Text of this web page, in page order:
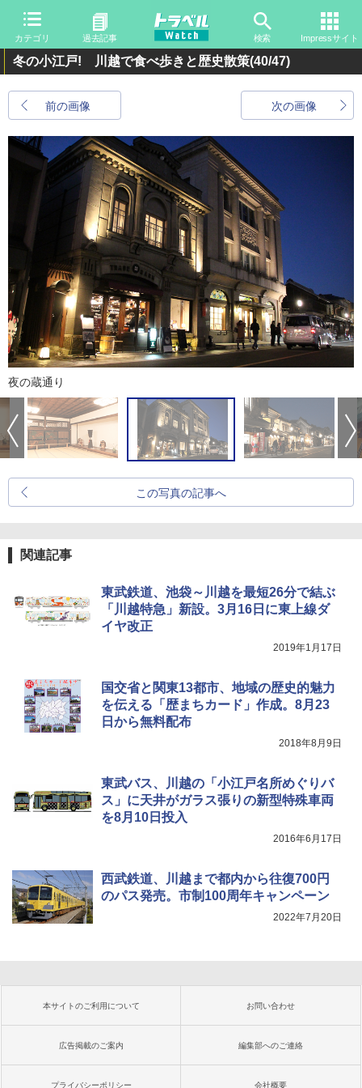
カテゴリ 過去記事 検索 Impressサイト
冬の小江戸! 川越で食べ歩きと歴史散策(40/47)
前の画像 次の画像
夜の蔵通り
この写真の記事へ
関連記事
東武鉄道、池袋～川越を最短26分で結ぶ
「川越特急」新設。3月16日に東上線ダ
イヤ改正
2019年1月17日
国交省と関東13都市、地域の歴史的魅力
を伝える「歴まちカード」作成。8月23
日から無料配布
2018年8月9日
東武バス、川越の「小江戸名所めぐりバ
ス」に天井がガラス張りの新型特殊車両
を8月10日投入
2016年6月17日
西武鉄道、川越まで都内から往復700円
のパス発売。市制100周年キャンペーン
2022年7月20日
本サイトのご利用について お問い合わせ
広告掲載のご案内 編集部へのご連絡
プライバシーポリシー 会社概要